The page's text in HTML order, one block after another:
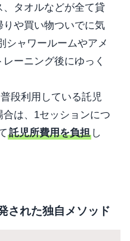
、タオルなどが全て貸
りや買い物ついでに気
シャワールームやアメ
ーニング後にゆっく
段利用している託児
は、1セッションにつ
託児所費用を負担 し
された独自メソッド